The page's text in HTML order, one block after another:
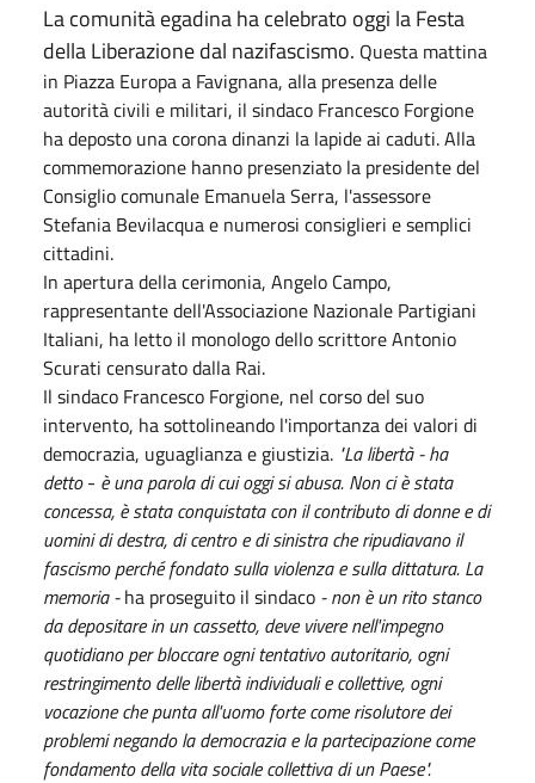
La comunità egadina ha celebrato oggi la Festa
della Liberazione dal nazifascismo. Questa mattina
in Piazza Europa a Favignana, alla presenza delle
autorità civili e militari, il sindaco Francesco Forgione
ha deposto una corona dinanzi la lapide ai caduti. Alla
commemorazione hanno presenziato la presidente del
Consiglio comunale Emanuela Serra, l'assessore
Stefania Bevilacqua e numerosi consiglieri e semplici
cittadini.
In apertura della cerimonia, Angelo Campo,
rappresentante dell'Associazione Nazionale Partigiani
Italiani, ha letto il monologo dello scrittore Antonio
Scurati censurato dalla Rai.
Il sindaco Francesco Forgione, nel corso del suo
intervento, ha sottolineando l'importanza dei valori di
democrazia, uguaglianza e giustizia. "La libertà - ha
detto- è una parola di cui oggi si abusa. Non ci è stata
concessa, è stata conquistata con il contributo di donne e di
uomini di destra, di centro e di sinistra che ripudiavano il
fascismo perché fondato sulla violenza e sulla dittatura. La
memoria -ha proseguito il sindaco - non è un rito stanco
da depositare in un cassetto, deve vivere nell'impegno
quotidiano per bloccare ogni tentativo autoritario, ogni
restringimento delle libertà individuali e collettive, ogni
vocazione che punta all'uomo forte come risolutore dei
problemi negando la democrazia e la partecipazione come
fondamento della vita sociale collettiva di un Paese".